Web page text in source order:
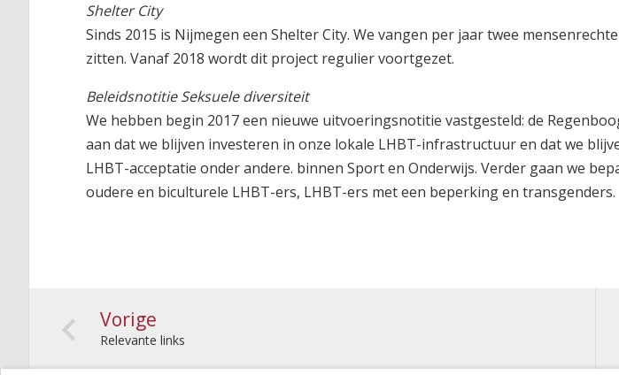
Shelter City
Sinds 2015 is Nijmegen een Shelter City. We vangen per jaar twee
zitten. Vanaf 2018 wordt dit project regulier voortgezet.
Beleidsnotitie Seksuele diversiteit
We hebben begin 2017 een nieuwe uitvoeringsnotitie vastgesteld: de
aan dat we blijven investeren in onze lokale LHBT-infrastructuur en dat we
LHBT-acceptatie onder andere. binnen Sport en Onderwijs. Verder gaan we
oudere en biculturele LHBT-ers, LHBT-ers met een beperking en transgenders.
Vorige
Relevante links